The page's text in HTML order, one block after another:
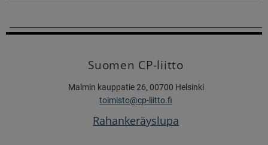
Suomen CP-liitto
Malmin kauppatie 26, 00700 Helsinki
toimisto@cp-liitto.fi
Rahankeräyslupa